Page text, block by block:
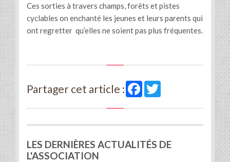
Ces sorties à travers champs, forêts et pistes
cyclables on enchanté les jeunes et leurs parents qui
ont regretter qu’elles ne soient pas plus fréquentes.
Partager cet article : Facebook
LES DERNIÈRES ACTUALITÉS DE
L'ASSOCIATION